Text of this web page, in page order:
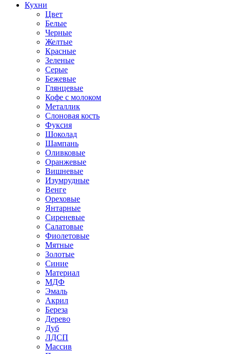
Кухни
Цвет
Белые
Черные
Желтые
Красные
Зеленые
Серые
Бежевые
Глянцевые
Кофе с молоком
Металлик
Слоновая кость
Фуксия
Шоколад
Шампань
Оливковые
Оранжевые
Вишневые
Изумрудные
Венге
Ореховые
Янтарные
Сиреневые
Салатовые
Фиолетовые
Мятные
Золотые
Синие
Материал
МДФ
Эмаль
Акрил
Береза
Дерево
Дуб
ЛДСП
Массив